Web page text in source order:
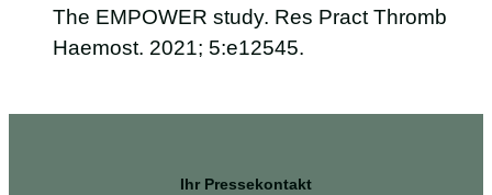
The EMPOWER study. Res Pract Thromb
Haemost. 2021; 5:e12545.
Ihr Pressekontakt